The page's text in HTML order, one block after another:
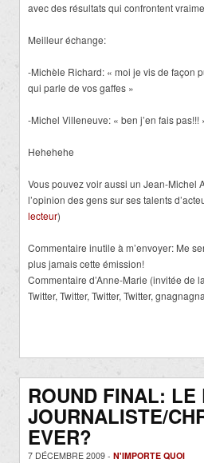
avec des résultats qui confrontent
Meilleur échange:
-Michèle Richard: « moi je vis de façon
qui parle de vos gaffes »
-Michel Villeneuve: « ben j’en fais pas!!!
Hehehehe
Vous pouvez voir aussi un Jean-Michel
l’opinion des gens sur ses talents
lecteur)
Commentaire inutile à m’envoyer: Me
plus jamais cette émission!
Commentaire d’Anne-Marie (invitée de
Twitter, Twitter, Twitter, Twitter,
ROUND FINAL: LE
JOURNALISTE/
EVER?
7 DÉCEMBRE 2009 - N'IMPORTE QUOI